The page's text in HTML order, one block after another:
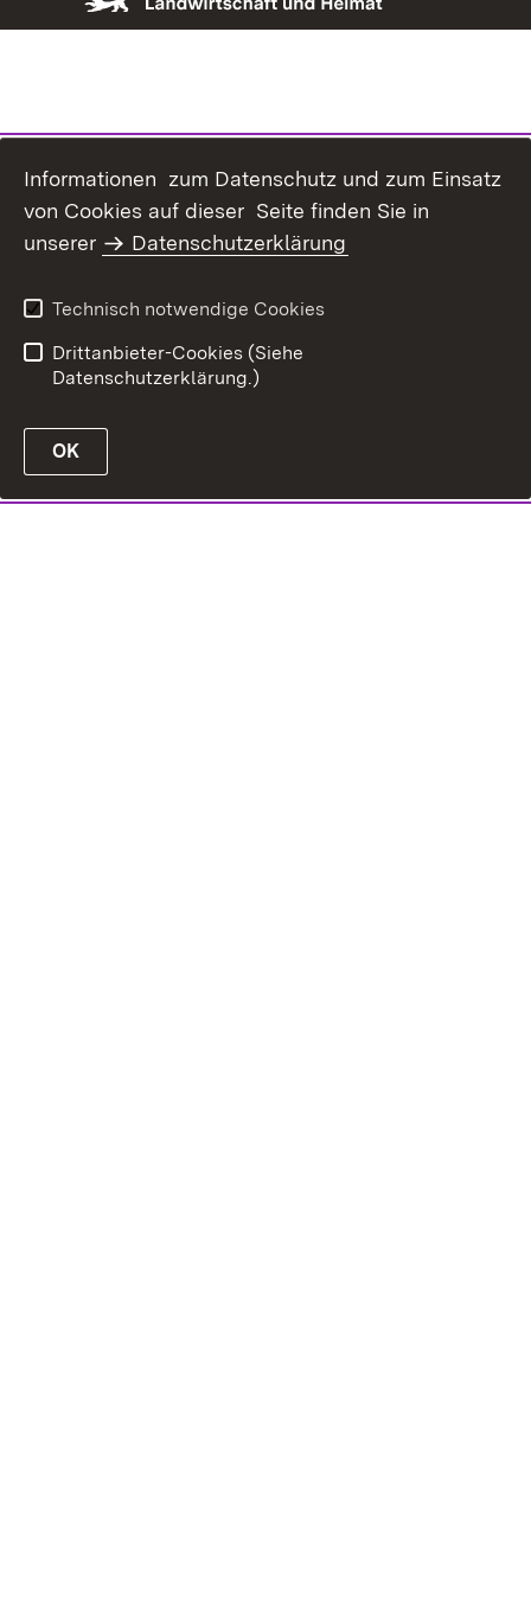
Informationen zum Datenschutz und zum Einsatz
von Cookies auf dieser Seite finden Sie in
unserer
Datenschutzerklärung
Technisch notwendige Cookies
Drittanbieter-Cookies (Siehe
Datenschutzerklärung.)
OK